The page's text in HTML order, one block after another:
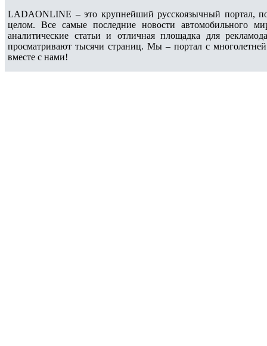
LADAONLINE – это крупнейший русскоязычный портал,
целом. Все самые последние новости автомобильного
аналитические статьи и отличная площадка для
просматривают тысячи страниц. Мы – портал с
вместе с нами!